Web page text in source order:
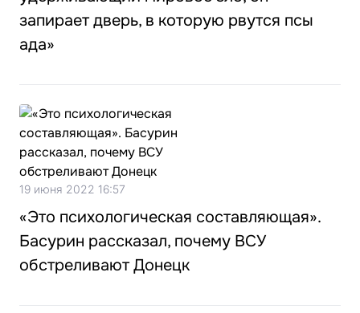
запирает дверь, в которую рвутся псы
ада»
19 июня 2022 16:57
«Это психологическая составляющая».
Басурин рассказал, почему ВСУ
обстреливают Донецк